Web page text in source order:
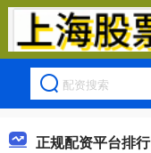
正规配资平台排行